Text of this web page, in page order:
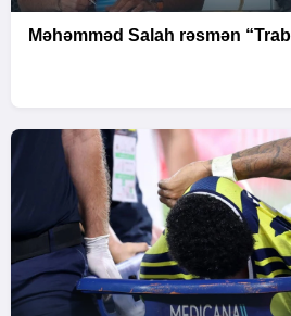
Məhəmməd Salah rəsmən